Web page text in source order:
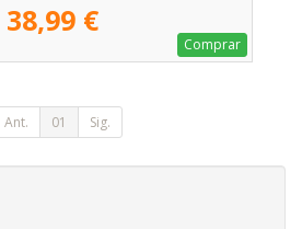
38,99 €
Comprar
Ant. 01 Sig.